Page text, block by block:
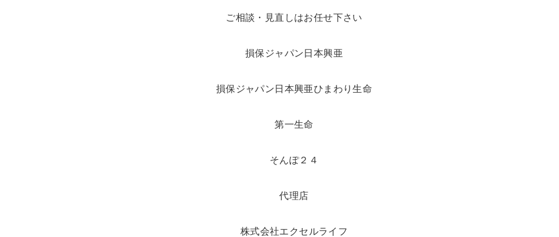
ご相談・見直しはお任せ下さい
損保ジャパン日本興亜
損保ジャパン日本興亜ひまわり生命
第一生命
そんぽ２４
代理店
株式会社エクセルライフ